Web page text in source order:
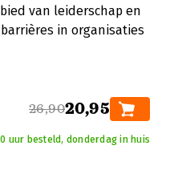
van leiderschap en
in organisaties
26,9020,95
uur besteld, donderdag in huis